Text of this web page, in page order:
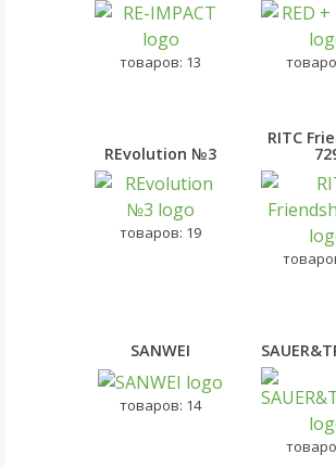
товаров: 13
REvolution №3
товаров: 19
RITC
SANWEI
товаров: 14